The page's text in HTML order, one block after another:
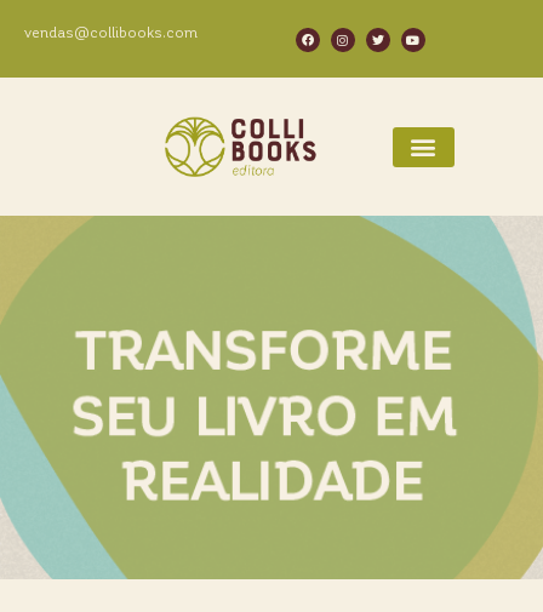
vendas@collibooks.com